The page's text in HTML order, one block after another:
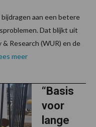
aan een betere
Dat blijkt uit
Research (WUR) en de
meer
“Basis
voor
lange